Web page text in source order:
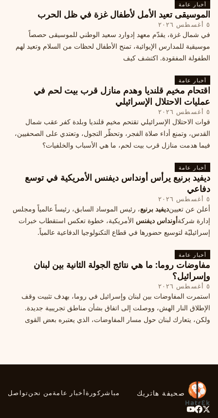
أخبار عامة
الموسيقى تعيد الأمل لأطفال غزة في ظل الحرب
٥ أغسطس ٢٠٢٦
في شمال غزة، يقدّم معهد إدوارد سعيد الوطني للموسيقى حصصاً
موسيقية للمدارس الإيوائية، تمنح الأطفال لحظات من السلام وتعيد لهم
الطفولة المفقودة. اكتشف كيف
أخبار عامة
اقتحام مخيم قلنديا وهدم منازل قرب بيت لحم في
عمليات الاحتلال الإسرائيلي
٥ أغسطس ٢٠٢٦
قوات الاحتلال الإسرائيلي تقتحم مخيم قلنديا وبلدة كفر عقب شمال
القدس، وتمنع أداء صلاة الفجر، وتحظّر التجول، وتعتدي على الصحفيين،
فيما هدمت منازل قرب بيت لحم، ما هي الأسباب والخلفيات؟
أخبار عامة
ديفيد برنيع يرأس أونداس ديفنس الأمريكية في توسع
دفاعي
٥ أغسطس ٢٠٢٦
أعلن عن تعيينديفيد برنيع، رئيس الموساد السابق، رئيساً عالمياً ومجلس
إدارة شركةأونداس ديفنس الأمريكية، خطوة تعكس استقطاب خبرات
إسرائيليّة لتوسيع حضورها في قطاع التكنولوجيا الدفاعية عالمياً.
أخبار عامة
مفاوضات روما: ما هي نتائج الجولة الثانية بين لبنان
وإسرائيل؟
٥ أغسطس ٢٠٢٦
استمرت المفاوضات بين لبنان وإسرائيل في روما، بهدف تثبيت وقف
الإطلاق النار الهش، ووصلت إلى اتفاق بشأن مناطق تجريبية جديدة.
ولكن، يتعارك لبنان حول مسار المفاوضات، الذي يعتبره بعض القوى
صحيفة هاتريك مباشر كورةأخبار عامةمن نحنتواصل